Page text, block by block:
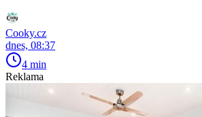
Cooky.cz
dnes, 08:37
4 min
Reklama